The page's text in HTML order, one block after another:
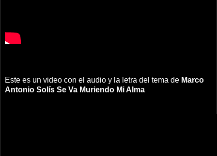
Este es un video con el audio y la letra del tema de Marco
Antonio Solís Se Va Muriendo Mi Alma